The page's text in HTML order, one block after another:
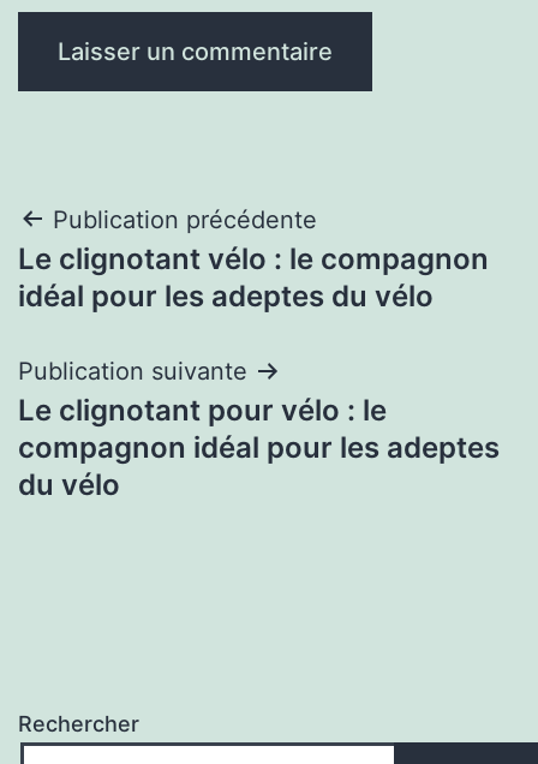
Navigation
de
Publication précédente
Le clignotant vélo : le compagnon
idéal pour les adeptes du vélo
Publication suivante
Le clignotant pour vélo : le
compagnon idéal pour les adeptes
du vélo
Rechercher